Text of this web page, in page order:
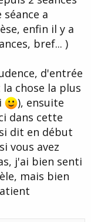
a
enfin il y a
bref... )
d'entrée
chose la plus
), ensuite
dans cette
dit en début
vous avez
j'ai bien senti
mais bien